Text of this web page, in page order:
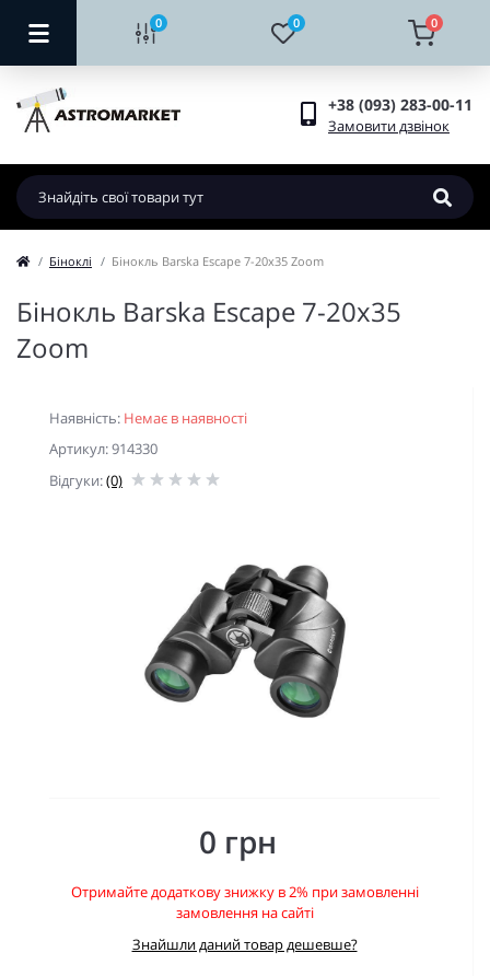
0 0 0
+38 (093) 283-00-11
Замовити дзвінок
Біноклі Бінокль Barska Escape 7-20x35 Zoom
Бінокль Barska Escape 7-20x35
Zoom
Наявність: Немає в наявності
Артикул: 914330
Відгуки:(0)
0 грн
Отримайте додаткову знижку в 2% при замовленні
замовлення на сайті
Знайшли даний товар дешевше?